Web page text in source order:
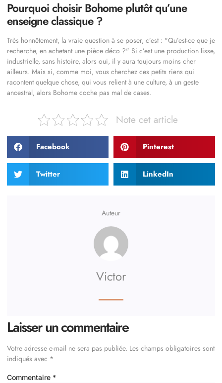
Pourquoi choisir Bohome plutôt qu’une
enseigne classique ?
Très honnêtement, la vraie question à se poser, c’est : Qu’est-ce que je
recherche, en achetant une pièce déco ?
Si c’est une production lisse,
industrielle, sans histoire, alors oui, il y aura toujours moins cher
ailleurs. Mais si, comme moi, vous cherchez ces petits riens qui
racontent quelque chose, qui vous relient à une culture, à un geste
ancestral, alors Bohome coche pas mal de cases.
Note cet article
Facebook Pinterest
Twitter LinkedIn
Auteur
Victor
Laisser un commentaire
Votre adresse e-mail ne sera pas publiée. Les champs obligatoires sont
indiqués avec *
Commentaire *